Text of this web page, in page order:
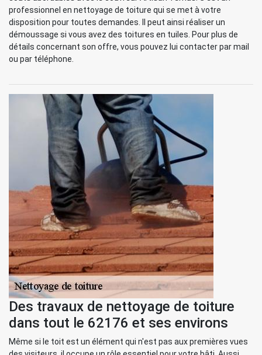
professionnel en nettoyage de toiture qui se met à votre
disposition pour toutes demandes. Il peut ainsi réaliser un
démoussage si vous avez des toitures en tuiles. Pour plus de
détails concernant son offre, vous pouvez lui contacter par mail
ou par téléphone.
Des travaux de nettoyage de toiture
dans tout le 62176 et ses environs
Même si le toit est un élément qui n'est pas aux premières vues